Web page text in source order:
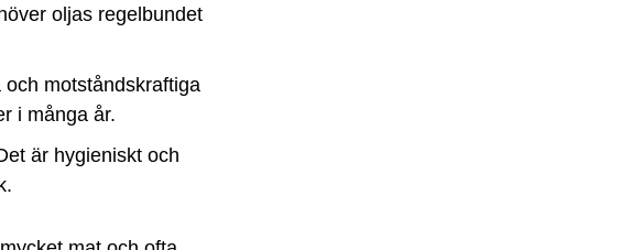
oljas regelbundet
motståndskraftiga
i många år.
är hygieniskt och